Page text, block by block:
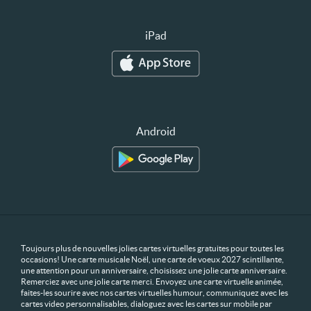
iPad
Android
Toujours plus de nouvelles jolies cartes virtuelles gratuites pour toutes les
occasions! Une carte musicale Noël, une carte de voeux 2027 scintillante,
une attention pour un anniversaire, choisissez une jolie carte anniversaire.
Remerciez avec une jolie carte merci. Envoyez une carte virtuelle animée,
faites-les sourire avec nos cartes virtuelles humour, communiquez avec les
cartes video personnalisables, dialoguez avec les cartes sur mobile par